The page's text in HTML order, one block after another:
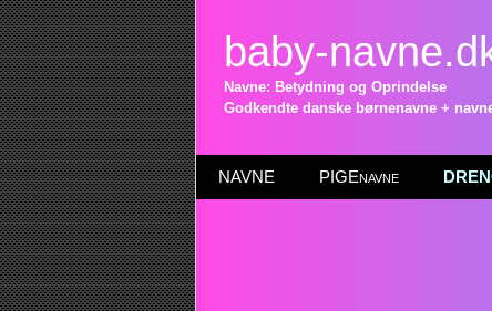
baby-
Navne: Betydning og Oprindelse
Godkendte danske børnenavne +
NAVNE PIGEnavne